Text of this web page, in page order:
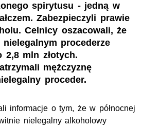
spirytusu - jedną w
Zabezpieczyli prawie
Celnicy oszacowali, że
procederze
2,8 mln złotych.
mężczyznę
proceder.
informacje o tym, że w północnej
nielegalny alkoholowy